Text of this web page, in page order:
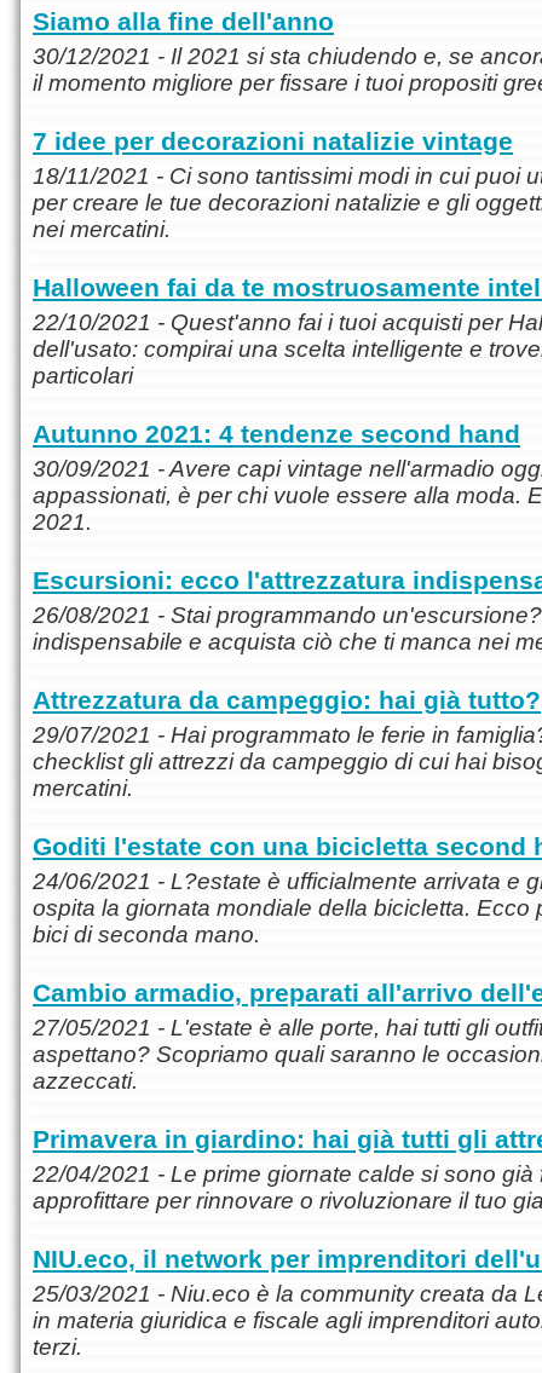
Siamo alla fine dell'anno
30/12/2021 - Il 2021 si sta chiudendo e, se
il momento migliore per fissare i tuoi propositi
7 idee per decorazioni natalizie vintage
18/11/2021 - Ci sono tantissimi modi in cui puoi
per creare le tue decorazioni natalizie e gli
nei mercatini.
Halloween fai da te mostruosamente
22/10/2021 - Quest'anno fai i tuoi acquisti per
dell'usato: compirai una scelta intelligente e
particolari
Autunno 2021: 4 tendenze second hand
30/09/2021 - Avere capi vintage nell'armadio
appassionati, è per chi vuole essere alla moda.
2021.
Escursioni: ecco l'attrezzatura
26/08/2021 - Stai programmando
indispensabile e acquista ciò che ti manca nei
Attrezzatura da campeggio: hai già tutto?
29/07/2021 - Hai programmato le ferie in
checklist gli attrezzi da campeggio di cui hai
mercatini.
Goditi l'estate con una bicicletta second
24/06/2021 - L?estate è ufficialmente arrivata e
ospita la giornata mondiale della bicicletta. Ecco
bici di seconda mano.
Cambio armadio, preparati all'arrivo
27/05/2021 - L'estate è alle porte, hai tutti gli
aspettano? Scopriamo quali saranno le
azzeccati.
Primavera in giardino: hai già tutti gli
22/04/2021 - Le prime giornate calde si sono già
approfittare per rinnovare o rivoluzionare il tuo
NIU.eco, il network per imprenditori
25/03/2021 - Niu.eco è la community creata da
in materia giuridica e fiscale agli imprenditori
terzi.